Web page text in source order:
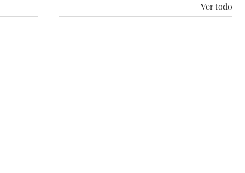
Ver todo